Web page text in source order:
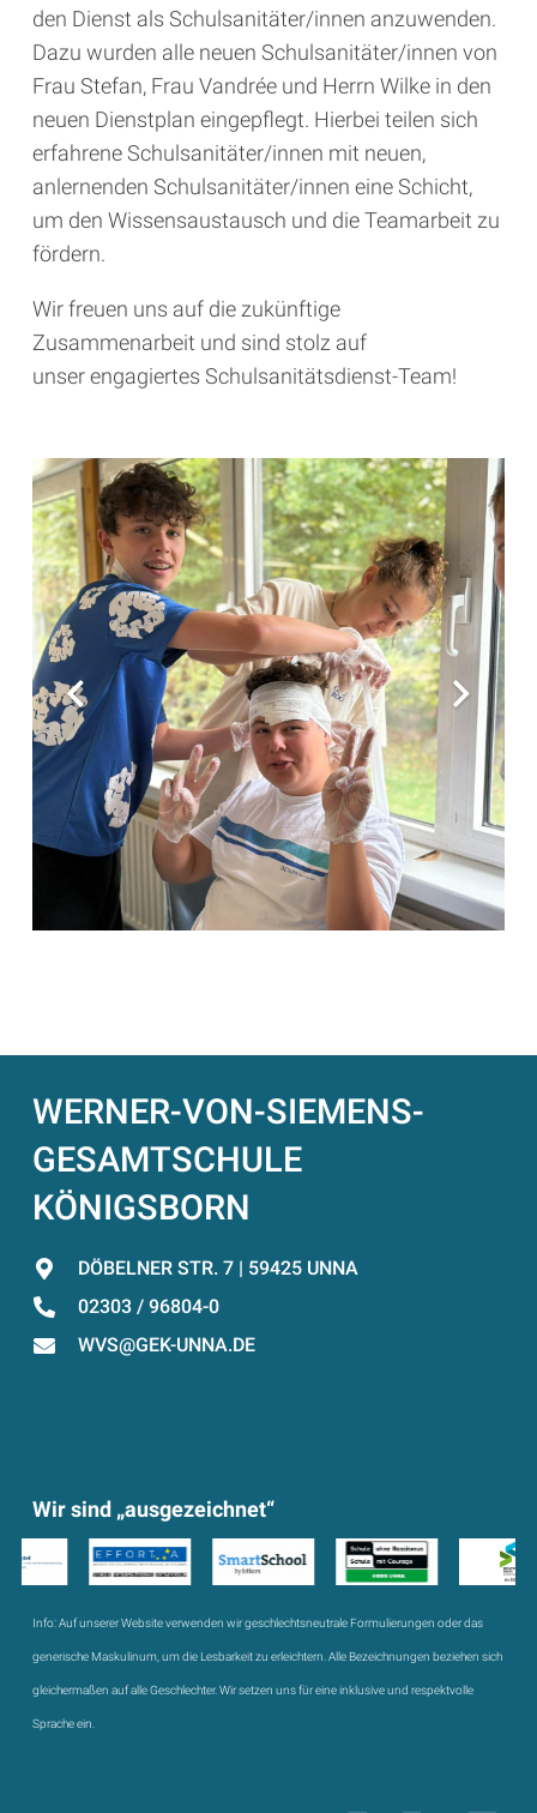
den Dienst als Schulsanitäter/innen anzuwenden.
Dazu wurden alle neuen Schulsanitäter/innen von
Frau Stefan, Frau Vandrée und Herrn Wilke in den
neuen Dienstplan eingepflegt. Hierbei teilen sich
erfahrene Schulsanitäter/innen mit neuen,
anlernenden Schulsanitäter/innen eine Schicht,
um den Wissensaustausch und die Teamarbeit zu
fördern.
Wir freuen uns auf die zukünftige
Zusammenarbeit und sind stolz auf
unser engagiertes Schulsanitätsdienst-Team!
WERNER-VON-SIEMENS-
GESAMTSCHULE
KÖNIGSBORN
DÖBELNER STR. 7 | 59425 UNNA
02303 / 96804-0
WVS@GEK-UNNA.DE
Wir sind „ausgezeichnet“
Info:Auf unserer Website verwenden wir geschlechtsneutrale Formulierungen oder das
generische Maskulinum, um die Lesbarkeit zu erleichtern. Alle Bezeichnungen beziehen sich
gleichermaßen auf alle Geschlechter. Wir setzen uns für eine inklusive und respektvolle
Sprache ein.